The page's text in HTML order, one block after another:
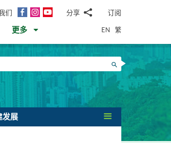
们
面
InstagramYouTube分享
邮WhatsApp
微
信
面
书Twitter
LinkedIn
微
订阅
更多 EN 繁
搜寻
发展